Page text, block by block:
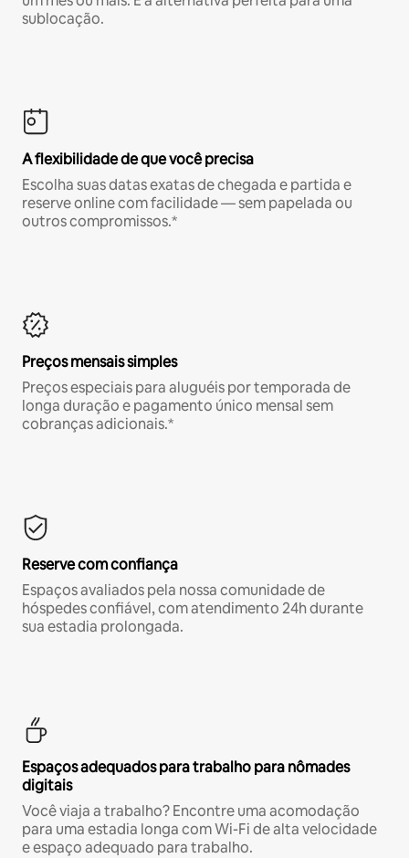
sublocação.
A flexibilidade de que você precisa
Escolha suas datas exatas de chegada e partida e
reserve online com facilidade — sem papelada ou
outros compromissos.*
Preços mensais simples
Preços especiais para aluguéis por temporada de
longa duração e pagamento único mensal sem
cobranças adicionais.*
Reserve com confiança
Espaços avaliados pela nossa comunidade de
hóspedes confiável, com atendimento 24h durante
sua estadia prolongada.
Espaços adequados para trabalho para nômades
digitais
Você viaja a trabalho? Encontre uma acomodação
para uma estadia longa com Wi-Fi de alta velocidade
e espaço adequado para trabalho.